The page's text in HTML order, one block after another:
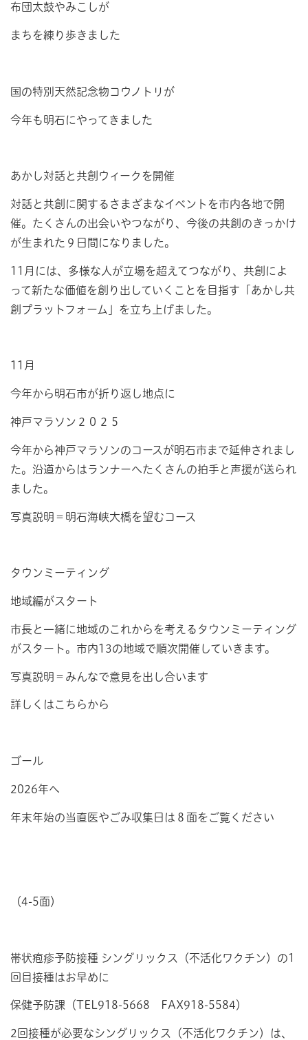
布団太鼓やみこしが
まちを練り歩きました
国の特別天然記念物コウノトリが
今年も明石にやってきました
あかし対話と共創ウィークを開催
対話と共創に関するさまざまなイベントを市内各地で開
催。たくさんの出会いやつながり、今後の共創のきっかけ
が生まれた９日間になりました。
11月には、多様な人が立場を超えてつながり、共創によ
って新たな価値を創り出していくことを目指す「あかし共
創プラットフォーム」を立ち上げました。
11月
今年から明石市が折り返し地点に
神戸マラソン２０２５
今年から神戸マラソンのコースが明石市まで延伸されまし
た。沿道からはランナーへたくさんの拍手と声援が送られ
ました。
写真説明＝明石海峡大橋を望むコース
タウンミーティング
地域編がスタート
市長と一緒に地域のこれからを考えるタウンミーティング
がスタート。市内13の地域で順次開催していきます。
写真説明＝みんなで意見を出し合います
詳しくはこちらから
ゴール
2026年へ
年末年始の当直医やごみ収集日は８面をご覧ください
（4-5面）
帯状疱疹予防接種 シングリックス（不活化ワクチン）の1
回目接種はお早めに
保健予防課（TEL918-5668 FAX918-5584）
2回接種が必要なシングリックス（不活化ワクチン）は、